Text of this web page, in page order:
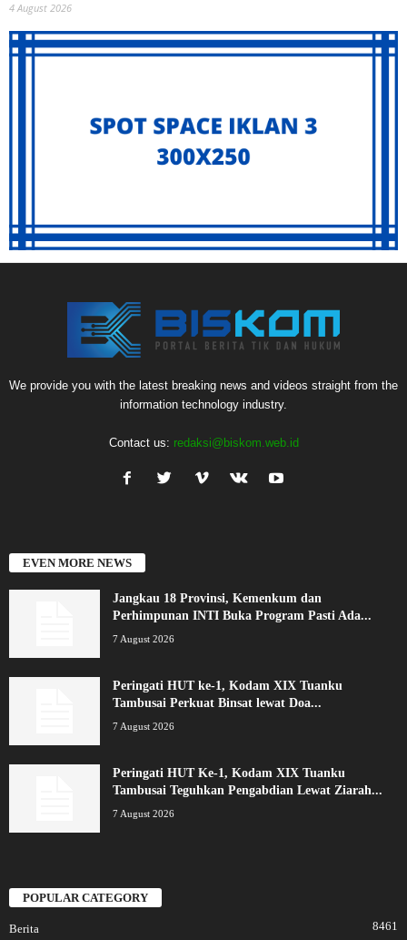
4 August 2026
We provide you with the latest breaking news and videos straight from the
information technology industry.
Contact us: redaksi@biskom.web.id
EVEN MORE NEWS
Jangkau 18 Provinsi, Kemenkum dan
Perhimpunan INTI Buka Program Pasti Ada...
7 August 2026
Peringati HUT ke-1, Kodam XIX Tuanku
Tambusai Perkuat Binsat lewat Doa...
7 August 2026
Peringati HUT Ke-1, Kodam XIX Tuanku
Tambusai Teguhkan Pengabdian Lewat Ziarah...
7 August 2026
POPULAR CATEGORY
Berita 8461